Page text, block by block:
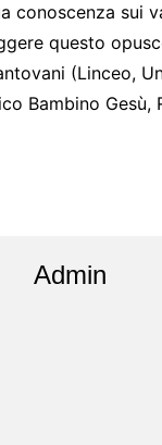
conoscenza sui
questo
(Linceo,
Bambino
Admin